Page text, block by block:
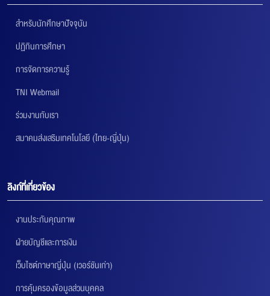
สำหรับนักศึกษาปัจจุบัน
ปฏิทินการศึกษา
การจัดการความรู้
TNI Webmail
ร่วมงานกับเรา
สมาคมส่งเสริมเทคโนโลยี (ไทย-ญี่ปุ่น)
ลิงก์ที่เกี่ยวข้อง
งานประกันคุณภาพ
ฝ่ายบัญชีและการเงิน
เว็บไซต์ภาษาญี่ปุ่น (เวอร์ชันเก่า)
การคุ้มครองข้อมูลส่วนบุคคล